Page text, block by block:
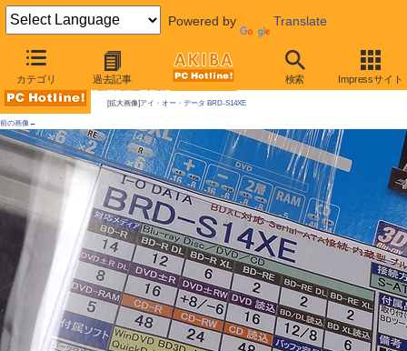
Powered by Translate
カテゴリ 過去記事 検索 Impressサイト
AKIBA PC Hotline!
[拡大画像] アイ・オー・データ BRD-S14XE
前の画像←